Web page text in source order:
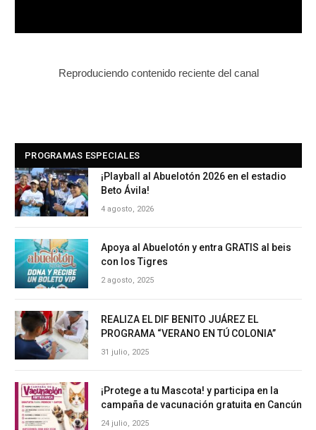
Reproduciendo contenido reciente del canal
PROGRAMAS ESPECIALES
¡Playball al Abuelotón 2026 en el estadio
Beto Ávila!
4 agosto, 2026
Apoya al Abuelotón y entra GRATIS al beis
con los Tigres
2 agosto, 2025
REALIZA EL DIF BENITO JUÁREZ EL
PROGRAMA “VERANO EN TÚ COLONIA”
31 julio, 2025
¡Protege a tu Mascota! y participa en la
campaña de vacunación gratuita en Cancún
24 julio, 2025